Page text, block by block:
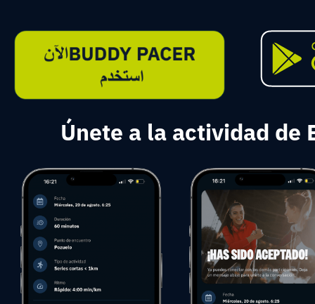
Únete a la actividad de